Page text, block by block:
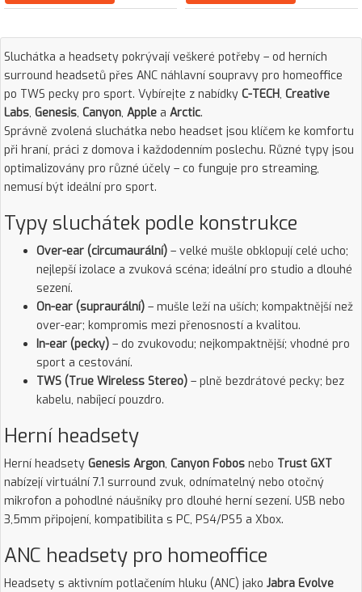
Sluchátka a headsety pokrývají veškeré potřeby – od herních
surround headsetů přes ANC náhlavní soupravy pro homeoffice
po TWS pecky pro sport. Vybírejte z nabídky C-TECH, Creative
Labs, Genesis, Canyon, Apple a Arctic.
Správně zvolená sluchátka nebo headset jsou klíčem ke komfortu
při hraní, práci z domova i každodenním poslechu. Různé typy jsou
optimalizovány pro různé účely – co funguje pro streaming,
nemusí být ideální pro sport.
Typy sluchátek podle konstrukce
Over-ear (circumaurální) – velké mušle obklopují celé ucho;
nejlepší izolace a zvuková scéna; ideální pro studio a dlouhé
sezení.
On-ear (supraurální) – mušle leží na uších; kompaktnější než
over-ear; kompromis mezi přenosností a kvalitou.
In-ear (pecky) – do zvukovodu; nejkompaktnější; vhodné pro
sport a cestování.
TWS (True Wireless Stereo) – plně bezdrátové pecky; bez
kabelu, nabíjecí pouzdro.
Herní headsety
Herní headsety Genesis Argon, Canyon Fobos nebo Trust GXT
nabízejí virtuální 7.1 surround zvuk, odnímatelný nebo otočný
mikrofon a pohodlné náušníky pro dlouhé herní sezení. USB nebo
3,5mm připojení, kompatibilita s PC, PS4/PS5 a Xbox.
ANC headsety pro homeoffice
Headsety s aktivním potlačením hluku (ANC) jako Jabra Evolve